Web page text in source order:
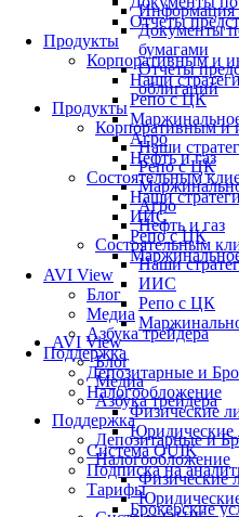
Отчеты
Продукты
Корпоративным и
Наши
Репо с ЦК
Агро
Нефть и газ
Состоятельным
Наши
ИИС
Репо с ЦК
AVI View
Блог
Медиа
Азбука трейдера
Поддержка
Депозитарные и
Налогообложение
Физические
Юридические
Система QUIK
Подписка на
Тарифы
Брокерские
Информация
Документы
бумагами
Отчеты
облигаций
Продукты
Корпоративным и
Наши
Репо с ЦК
Агро
Нефть и газ
Состоятельным
Наши
ИИС
Репо с ЦК
AVI View
Блог
Медиа
Азбука трейдера
Поддержка
Депозитарные и
Налогообложение
Физические